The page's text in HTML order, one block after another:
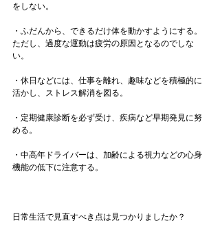
をしない。
・ふだんから、できるだけ体を動かすようにする。
ただし、過度な運動は疲労の原因となるのでしな
い。
・休日などには、仕事を離れ、趣味などを積極的に
活かし、ストレス解消を図る。
・定期健康診断を必ず受け、疾病など早期発見に努
める。
・中高年ドライバーは、加齢による視力などの心身
機能の低下に注意する。
日常生活で見直すべき点は見つかりましたか？